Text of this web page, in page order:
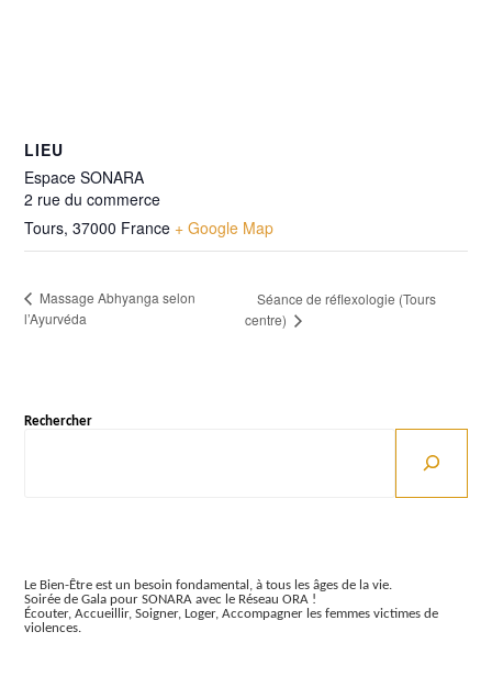
LIEU
Espace SONARA
2 rue du commerce
Tours, 37000 France + Google Map
Massage Abhyanga selon
l’Ayurvéda
Séance de réflexologie (Tours
centre)
Rechercher
Le Bien-Être est un besoin fondamental, à tous les âges de la vie.
Soirée de Gala pour SONARA avec le Réseau ORA !
Écouter, Accueillir, Soigner, Loger, Accompagner les femmes victimes de
violences.